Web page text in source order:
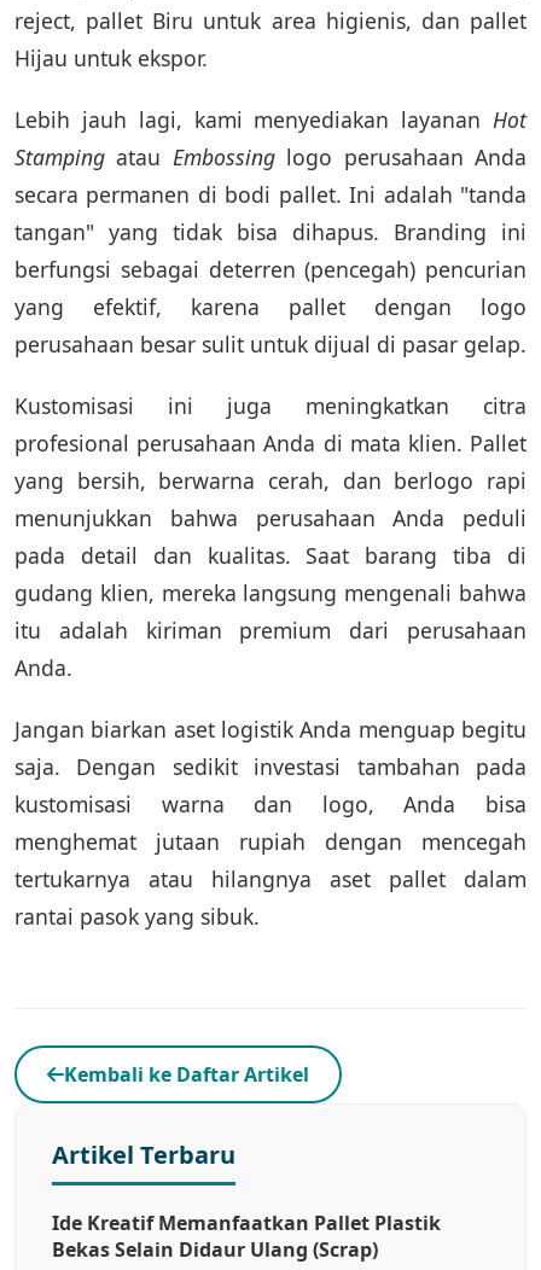
reject, pallet Biru untuk area higienis, dan pallet
Hijau untuk ekspor.
Lebih jauh lagi, kami menyediakan layanan Hot
Stamping atau Embossinglogo perusahaan Anda
secara permanen di bodi pallet. Ini adalah "tanda
tangan" yang tidak bisa dihapus. Branding ini
berfungsi sebagai deterren (pencegah) pencurian
yang efektif, karena pallet dengan logo
perusahaan besar sulit untuk dijual di pasar gelap.
Kustomisasi ini juga meningkatkan citra
profesional perusahaan Anda di mata klien. Pallet
yang bersih, berwarna cerah, dan berlogo rapi
menunjukkan bahwa perusahaan Anda peduli
pada detail dan kualitas. Saat barang tiba di
gudang klien, mereka langsung mengenali bahwa
itu adalah kiriman premium dari perusahaan
Anda.
Jangan biarkan aset logistik Anda menguap begitu
saja. Dengan sedikit investasi tambahan pada
kustomisasi warna dan logo, Anda bisa
menghemat jutaan rupiah dengan mencegah
tertukarnya atau hilangnya aset pallet dalam
rantai pasok yang sibuk.
Kembali ke Daftar Artikel
Artikel Terbaru
Ide Kreatif Memanfaatkan Pallet Plastik
Bekas Selain Didaur Ulang (Scrap)